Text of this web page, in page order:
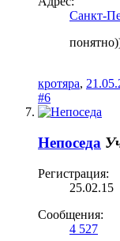
Санкт-
кротяра,
#6
Непоседа
Регистрация:
25.02.15
Сообщения:
4 527